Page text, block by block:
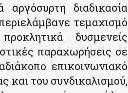
διαδικασία
τεμαχισμό
δυσμενείς
παραχωρήσεις σε
επικοινωνιακό
και του συνδικαλισμού,